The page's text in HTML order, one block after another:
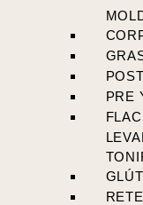
PRE